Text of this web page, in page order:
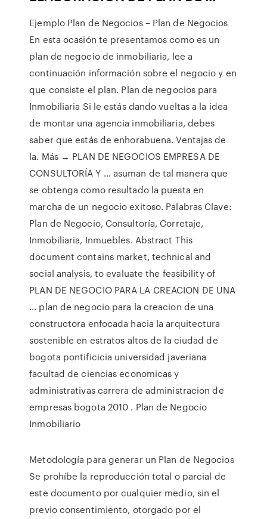
Ejemplo Plan de Negocios – Plan de Negocios
En esta ocasión te presentamos como es un
plan de negocio de inmobiliaria, lee a
continuación información sobre el negocio y en
que consiste el plan. Plan de negocios para
Inmobiliaria Si le estás dando vueltas a la idea
de montar una agencia inmobiliaria, debes
saber que estás de enhorabuena. Ventajas de
la. Más → PLAN DE NEGOCIOS EMPRESA DE
CONSULTORÍA Y … asuman de tal manera que
se obtenga como resultado la puesta en
marcha de un negocio exitoso. Palabras Clave:
Plan de Negocio, Consultoría, Corretaje,
Inmobiliaria, Inmuebles. Abstract This
document contains market, technical and
social analysis, to evaluate the feasibility of
PLAN DE NEGOCIO PARA LA CREACION DE UNA
… plan de negocio para la creacion de una
constructora enfocada hacia la arquitectura
sostenible en estratos altos de la ciudad de
bogota pontificicia universidad javeriana
facultad de ciencias economicas y
administrativas carrera de administracion de
empresas bogota 2010 . Plan de Negocio
Inmobiliario
Metodología para generar un Plan de Negocios
Se prohíbe la reproducción total o parcial de
este documento por cualquier medio, sin el
previo consentimiento, otorgado por el